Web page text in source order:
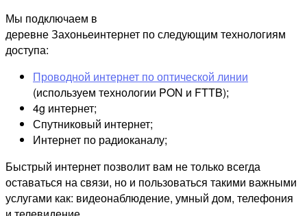
Мы подключаем в
деревне Захоньеинтернет по следующим технологиям
доступа:
Проводной интернет по оптической линии
(используем технологии PON и FTTB);
4g интернет;
Спутниковый интернет;
Интернет по радиоканалу;
Быстрый интернет позволит вам не только всегда
оставаться на связи, но и пользоваться такими важными
услугами как: видеонаблюдение, умный дом, телефония